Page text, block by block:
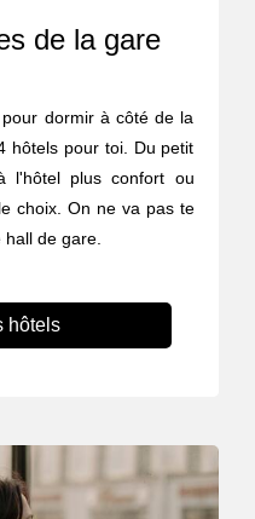
de la gare
dormir à côté de la
hôtels pour toi. Du petit
l'hôtel plus confort ou
choix. On ne va pas te
de gare.
hôtels